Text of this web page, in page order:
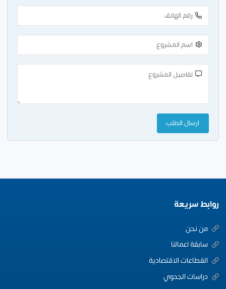
روابط سريعة
من نحن
سابقة اعمالنا
القطاعات الاقتصادية
دراسات الجدوي